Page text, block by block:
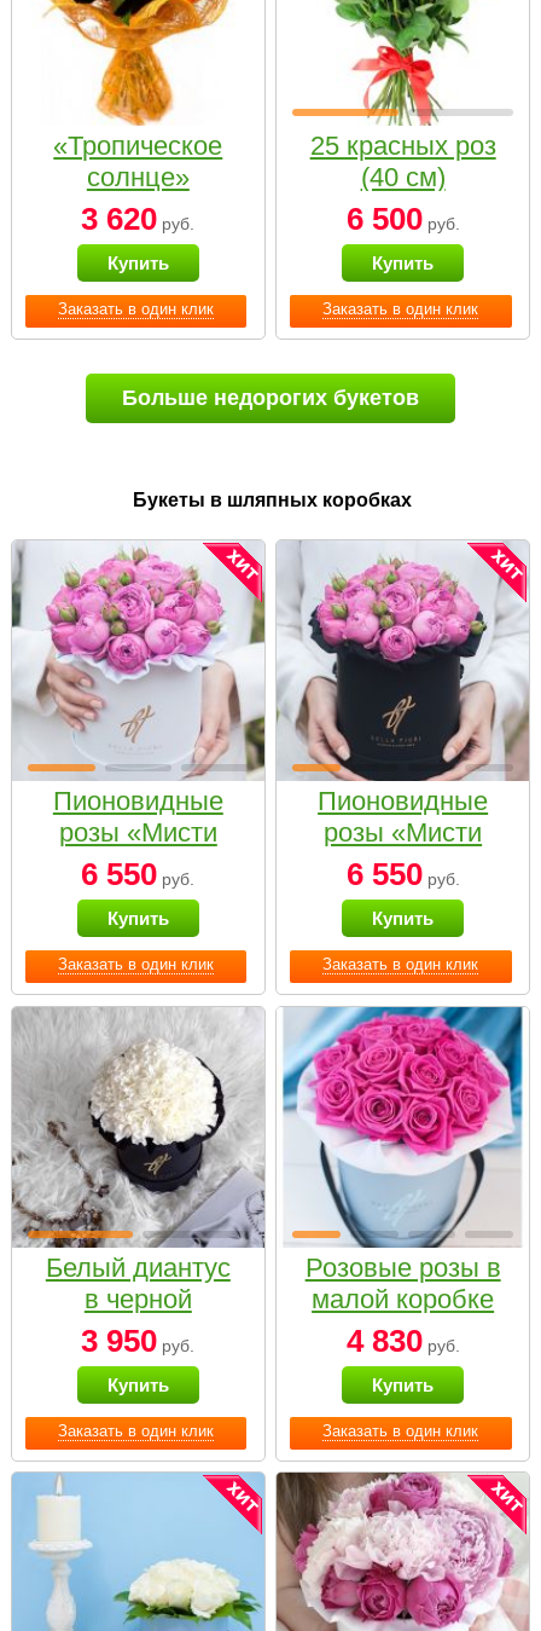
Заказать в один клик
«Тропическое
солнце»
3 620 руб.
Купить
Заказать в один клик
25 красных роз
(40 см)
6 500руб.
Купить
Больше недорогих букетов
Букеты в шляпных коробках
Заказать в один клик
Пионовидные
розы «Мисти
бабблс» в белой
коробке Small
6 550 руб.
Купить
Заказать в один клик
Пионовидные
розы «Мисти
бабблс» в
черной коробке
Small
6 550руб.
Купить
Заказать в один клик
Белый диантус
в черной
коробке Small
3 950 руб.
Купить
Заказать в один клик
Розовые розы в
малой коробке
4 830руб.
Купить